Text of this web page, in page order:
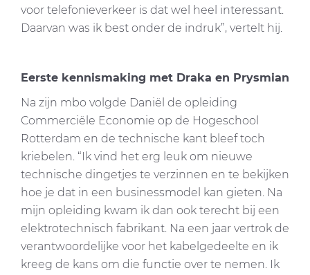
voor telefonieverkeer is dat wel heel interessant.
Daarvan was ik best onder de indruk”, vertelt hij.
Eerste kennismaking met Draka en Prysmian
Na zijn mbo volgde Daniël de opleiding
Commerciële Economie op de Hogeschool
Rotterdam en de technische kant bleef toch
kriebelen. “Ik vind het erg leuk om nieuwe
technische dingetjes te verzinnen en te bekijken
hoe je dat in een businessmodel kan gieten. Na
mijn opleiding kwam ik dan ook terecht bij een
elektrotechnisch fabrikant. Na een jaar vertrok de
verantwoordelijke voor het kabelgedeelte en ik
kreeg de kans om die functie over te nemen. Ik